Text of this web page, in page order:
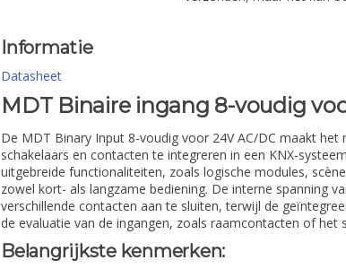
Informatie
Datasheet
MDT Binaire ingang 8-voudig
De MDT Binary Input 8-voudig voor 24V AC/DC maakt
schakelaars en contacten te integreren in een KNX-
uitgebreide functionaliteiten, zoals logische modules,
zowel kort- als langzame bediening. De interne spanning
verschillende contacten aan te sluiten, terwijl de
de evaluatie van de ingangen, zoals raamcontacten of het
Belangrijkste kenmerken: